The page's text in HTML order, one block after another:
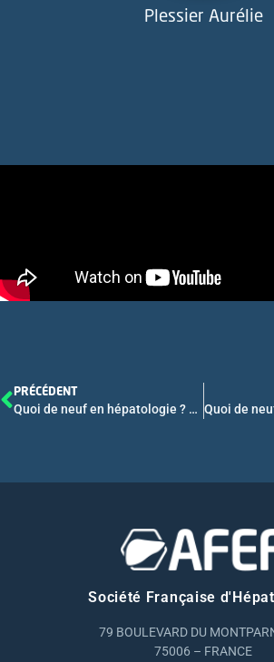
Plessier Aurélie
PRÉCÉDENT
Quoi de neuf en hépatologie ? Hépatite auto immune, maladies inflammatoires de voies biliaires, hépatite delta – Webconférence AFEF 2023 – Partie 2
Société Française
79 BOULEVARD DU
75006 – FRANCE